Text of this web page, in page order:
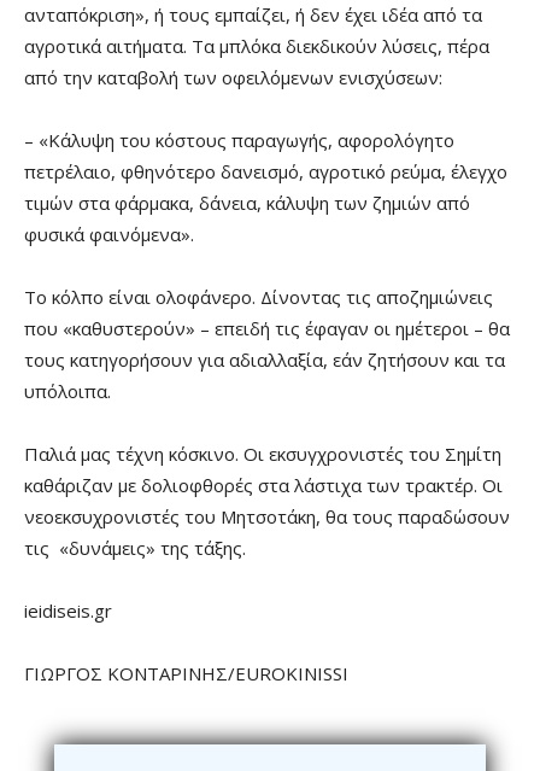
ανταπόκριση», ή τους εμπαίζει, ή δεν έχει ιδέα από τα
αγροτικά αιτήματα. Τα μπλόκα διεκδικούν λύσεις, πέρα
από την καταβολή των οφειλόμενων ενισχύσεων:
– «Κάλυψη του κόστους παραγωγής, αφορολόγητο
πετρέλαιο, φθηνότερο δανεισμό, αγροτικό ρεύμα, έλεγχο
τιμών στα φάρμακα, δάνεια, κάλυψη των ζημιών από
φυσικά φαινόμενα».
Το κόλπο είναι ολοφάνερο. Δίνοντας τις αποζημιώνεις
που «καθυστερούν» – επειδή τις έφαγαν οι ημέτεροι – θα
τους κατηγορήσουν για αδιαλλαξία, εάν ζητήσουν και τα
υπόλοιπα.
Παλιά μας τέχνη κόσκινο. Οι εκσυγχρονιστές του Σημίτη
καθάριζαν με δολιοφθορές στα λάστιχα των τρακτέρ. Οι
νεοεκσυχρονιστές του Μητσοτάκη, θα τους παραδώσουν
τις «δυνάμεις» της τάξης.
ieidiseis.gr
ΓΙΩΡΓΟΣ ΚΟΝΤΑΡΙΝΗΣ/EUROKINISSI